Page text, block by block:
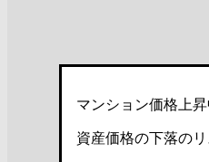
マンション価格上昇
資産価格の下落の